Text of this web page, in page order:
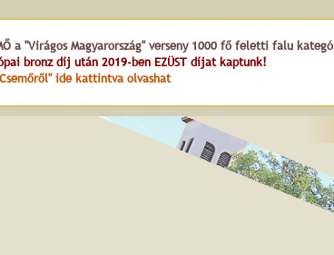
a "Virágos Magyarország" verseny 1000 fő feletti falu
bronz díj után 2019-ben EZÜST díjat kaptunk!
ide kattintva olvashat